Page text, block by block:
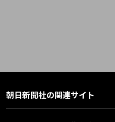
朝日新聞社の関連サイト